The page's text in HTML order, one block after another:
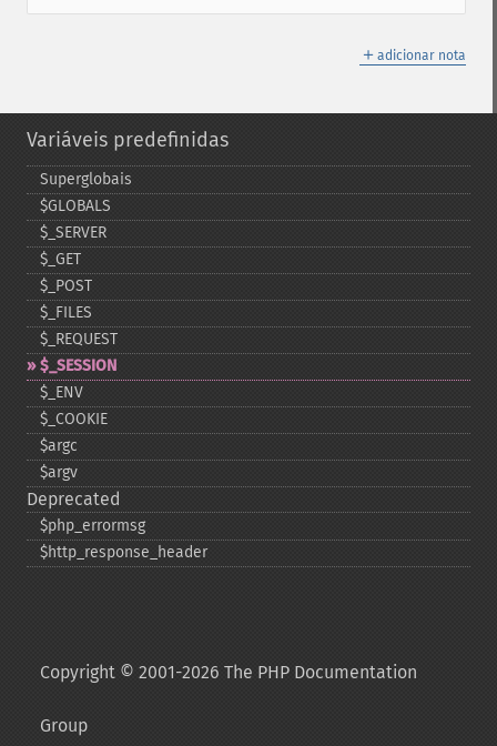
＋ adicionar nota
Variáveis predefinidas
Superglobais
$GLOBALS
$_​SERVER
$_​GET
$_​POST
$_​FILES
$_​REQUEST
$_​SESSION
$_​ENV
$_​COOKIE
$argc
$argv
Deprecated
$php_​errormsg
$http_​response_​header
Copyright © 2001-2026 The PHP Documentation
Group